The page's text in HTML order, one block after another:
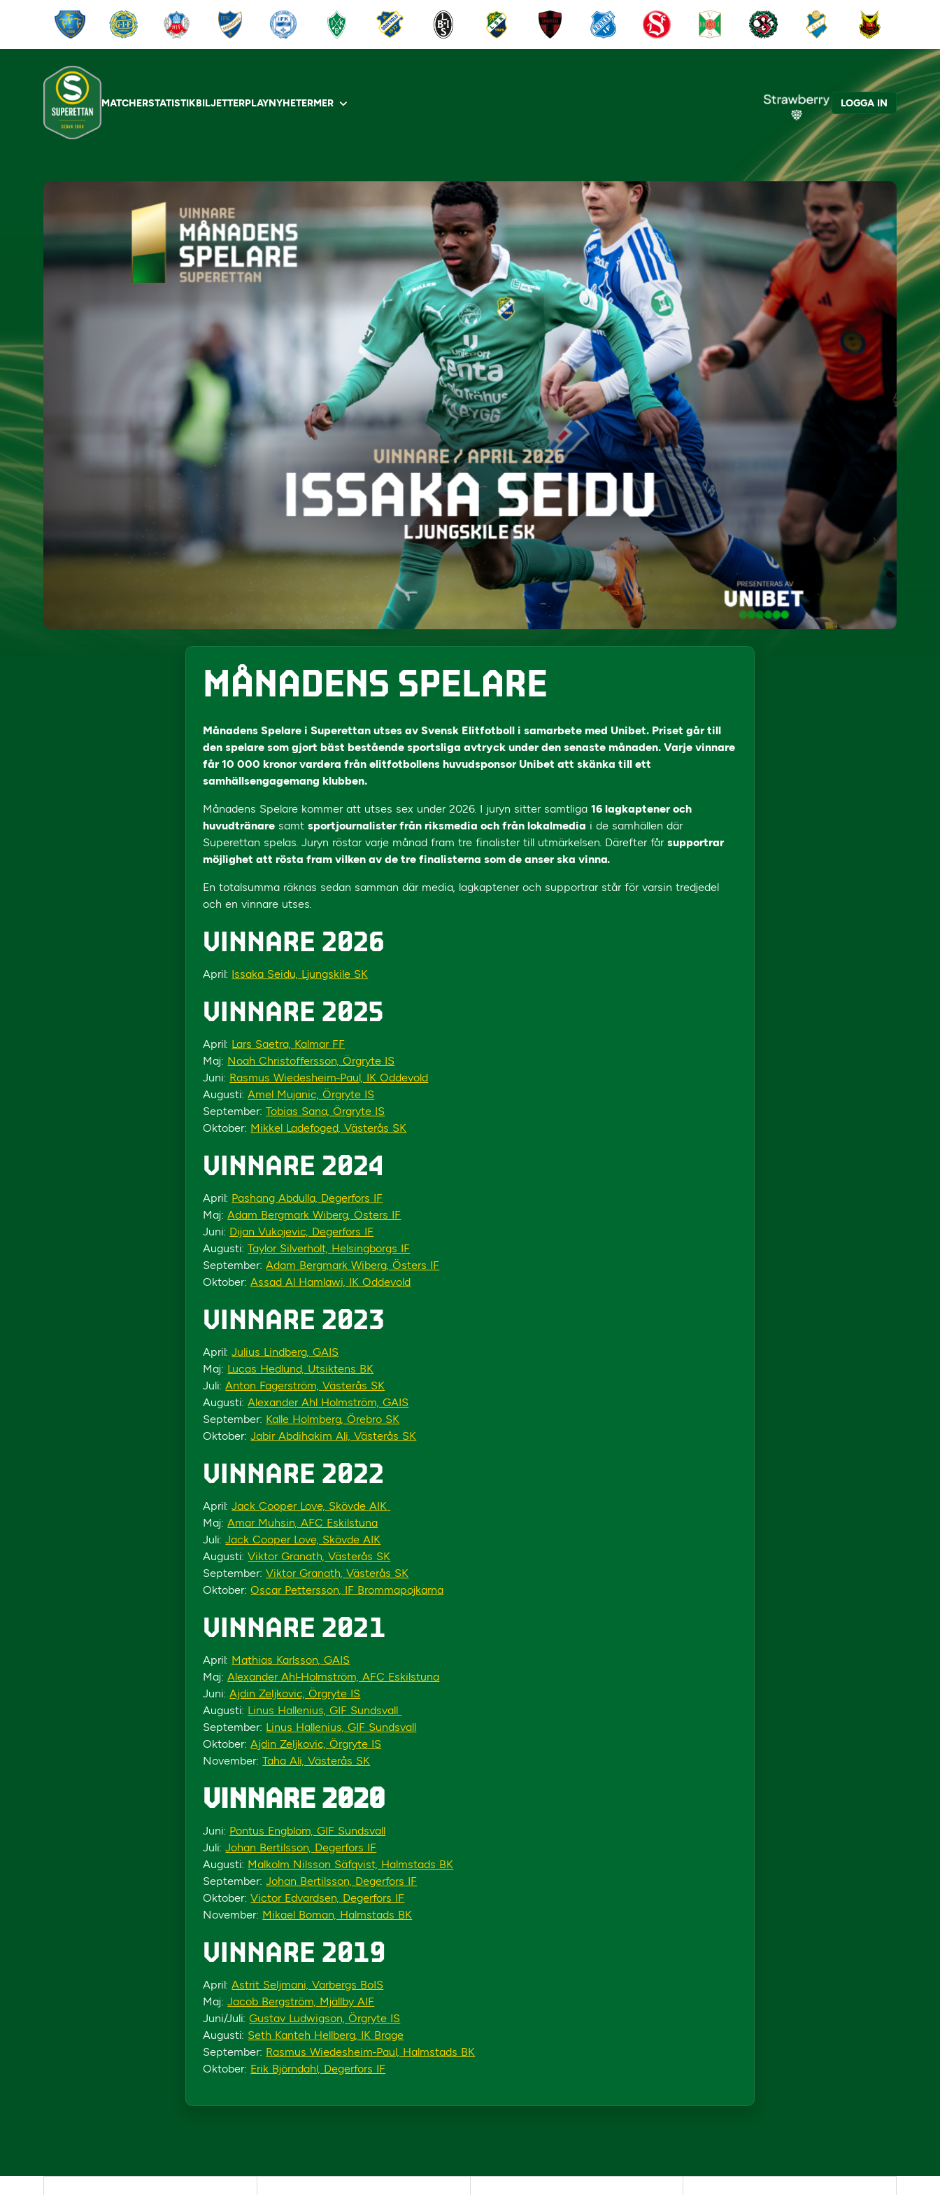
MATCHERSTATISTIKBILJETTERPLAYNYHETERMER LOGGA IN
MÅNADENS SPELARE
Månadens Spelare i Superettan utses av Svensk Elitfotboll i samarbete med Unibet. Priset går till
den spelare som gjort bäst bestående sportsliga avtryck under den senaste månaden. Varje vinnare
får 10 000 kronor vardera från elitfotbollens huvudsponsor Unibet att skänka till ett
samhällsengagemang klubben.
Månadens Spelare kommer att utses sex under 2026. I juryn sitter samtliga16 lagkaptener och
huvudtränare samtsportjournalister från riksmedia och från lokalmedia i de samhällen där
Superettan spelas. Juryn röstar varje månad fram tre finalister till utmärkelsen. Därefter fårsupportrar
möjlighet att rösta fram vilken av de tre finalisterna som de anser ska vinna.
En totalsumma räknas sedan samman där media, lagkaptener och supportrar står för varsin tredjedel
och en vinnare utses.
VINNARE 2026
April: Issaka Seidu, Ljungskile SK
VINNARE 2025
April: Lars Saetra, Kalmar FF
Maj: Noah Christoffersson, Örgryte IS
Juni: Rasmus Wiedesheim-Paul, IK Oddevold
Augusti:Amel Mujanic, Örgryte IS
September:Tobias Sana, Örgryte IS
Oktober: Mikkel Ladefoged, Västerås SK
VINNARE 2024
April: Pashang Abdulla, Degerfors IF
Maj:Adam Bergmark Wiberg, Östers IF
Juni: Dijan Vukojevic, Degerfors IF
Augusti:Taylor Silverholt, Helsingborgs IF
September:Adam Bergmark Wiberg, Östers IF
Oktober:Assad Al Hamlawi, IK Oddevold
VINNARE 2023
April:Julius Lindberg, GAIS
Maj: Lucas Hedlund, Utsiktens BK
Juli:Anton Fagerström, Västerås SK
Augusti:Alexander Ahl Holmström, GAIS
September: Kalle Holmberg, Örebro SK
Oktober:Jabir Abdihakim Ali, Västerås SK
VINNARE 2022
April:Jack Cooper Love, Skövde AIK
Maj:Amar Muhsin, AFC Eskilstuna
Juli:Jack Cooper Love, Skövde AIK
Augusti:Viktor Granath, Västerås SK
September:Viktor Granath, Västerås SK
Oktober:Oscar Pettersson, IF Brommapojkarna
VINNARE 2021
April: Mathias Karlsson, GAIS
Maj:Alexander Ahl-Holmström, AFC Eskilstuna
Juni:Ajdin Zeljkovic, Örgryte IS
Augusti: Linus Hallenius, GIF Sundsvall
September: Linus Hallenius, GIF Sundsvall
Oktober:Ajdin Zeljkovic, Örgryte IS
November:Taha Ali, Västerås SK
VINNARE 2020
Juni: Pontus Engblom, GIF Sundsvall
Juli:Johan Bertilsson, Degerfors IF
Augusti: Malkolm Nilsson Säfqvist, Halmstads BK
September:Johan Bertilsson, Degerfors IF
Oktober:Victor Edvardsen, Degerfors IF
November: Mikael Boman, Halmstads BK
VINNARE 2019
April:Astrit Seljmani, Varbergs BoIS
Maj:Jacob Bergström, Mjällby AIF
Juni/Juli:Gustav Ludwigson, Örgryte IS
Augusti: Seth Kanteh Hellberg, IK Brage
September: Rasmus Wiedesheim-Paul, Halmstads BK
Oktober: Erik Björndahl, Degerfors IF